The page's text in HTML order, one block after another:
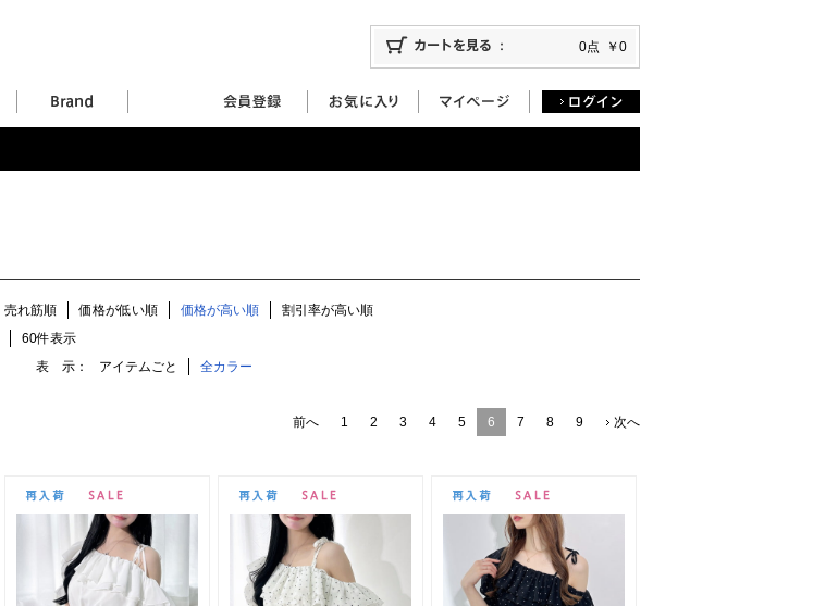
0点 ￥0
売れ筋順 価格が低い順 価格が高い順
割引率が高い順
60件表示
表 示： アイテムごと 全カラー
前へ 1 2 3 4 5 6 7 8 9 次へ